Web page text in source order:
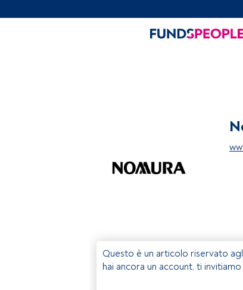
Questo è un articolo riservato
hai ancora un account, ti